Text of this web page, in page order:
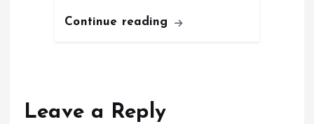
Continue reading
Leave a Reply